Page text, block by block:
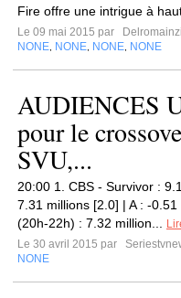
Fire offre une intrigue à
Le 09 mai 2015 par
NONE NONE NONE NONE
AUDIENCES
pour le
SVU,...
20:00 1. CBS - Survivor :
7.31 millions [2.0] | A : -
(20h-22h) : 7.32 million...
Le 30 avril 2015 par
NONE